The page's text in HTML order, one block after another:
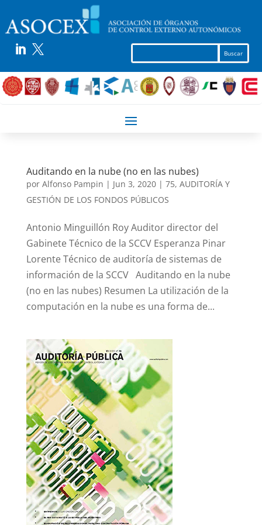
 
Auditando en la nube (no en las nubes)
por Alfonso Pampin | Jun 3, 2020| 75, AUDITORÍA Y
GESTIÓN DE LOS FONDOS PÚBLICOS
Antonio Minguillón Roy Auditor director del
Gabinete Técnico de la SCCV Esperanza Pinar
Lorente Técnico de auditoría de sistemas de
información de la SCCV Auditando en la nube
(no en las nubes) Resumen La utilización de la
computación en la nube es una forma de...